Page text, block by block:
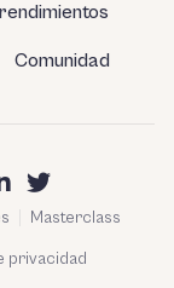
Comunidad
Masterclass
privacidad